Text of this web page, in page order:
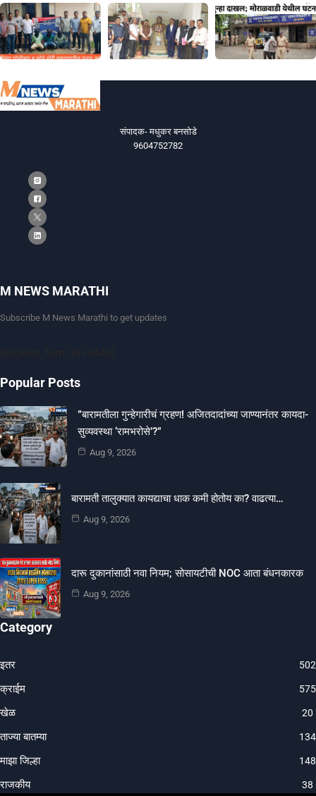
संपादक- मधुकर बनसोडे
9604752782
M NEWS MARATHI
Subscribe M News Marathi to get updates
Popular Posts
​”बारामतीला गुन्हेगारीचं ग्रहण! अजितदादांच्या जाण्यानंतर कायदा-
सुव्यवस्था ‘रामभरोसे’?”
Aug 9, 2026
बारामती तालुक्यात कायद्याचा धाक कमी होतोय का? वाढत्या…
Aug 9, 2026
दारू दुकानांसाठी नवा नियम; सोसायटीची NOC आता बंधनकारक
Aug 9, 2026
Category
इतर 502
क्राईम 575
खेळ 20
ताज्या बातम्या 134
माझा जिल्हा
राजकीय 38